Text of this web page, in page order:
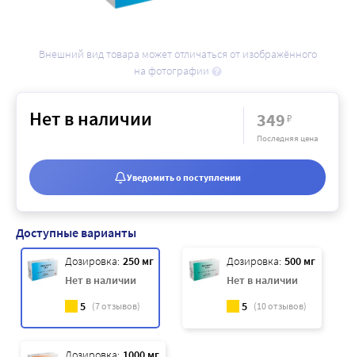
Внешний вид товара может отличаться от изображённого
на фотографии
Доступные варианты
Дозировка: 250 мг
Нет в наличии
5 (7отзывов)
Дозировка: 500 мг
Нет в наличии
5 (10отзывов)
Нет в наличии 349₽
Последняя цена
Уведомить о поступлении